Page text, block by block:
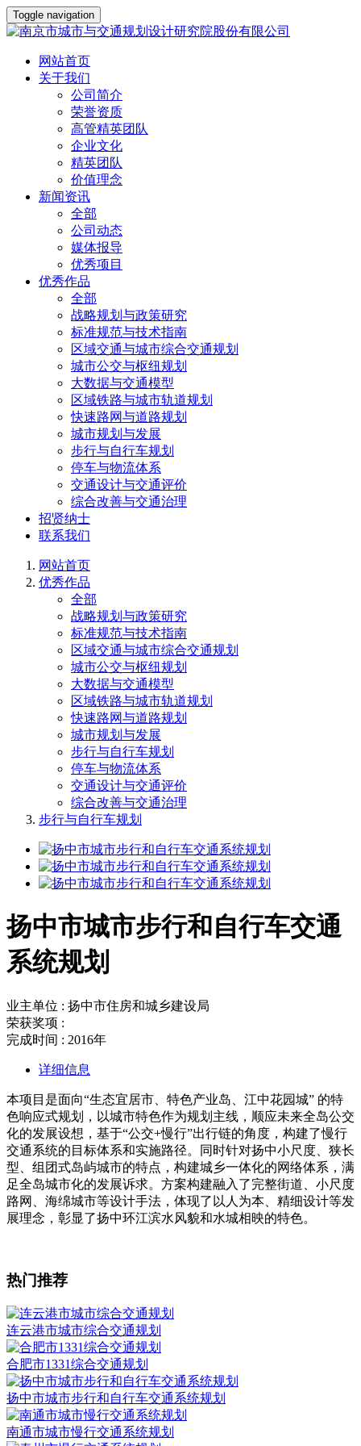
Toggle navigation
网站首页
关于我们
公司简介
荣誉资质
高管精英团队
企业文化
精英团队
价值理念
新闻资讯
全部
公司动态
媒体报导
优秀项目
优秀作品
全部
战略规划与政策研究
标准规范与技术指南
区域交通与城市综合交通规划
城市公交与枢纽规划
大数据与交通模型
区域铁路与城市轨道规划
快速路网与道路规划
城市规划与发展
步行与自行车规划
停车与物流体系
交通设计与交通评价
综合改善与交通治理
招贤纳士
联系我们
网站首页
优秀作品
全部
战略规划与政策研究
标准规范与技术指南
区域交通与城市综合交通规划
城市公交与枢纽规划
大数据与交通模型
区域铁路与城市轨道规划
快速路网与道路规划
城市规划与发展
步行与自行车规划
停车与物流体系
交通设计与交通评价
综合改善与交通治理
步行与自行车规划
扬中市城市步行和自行车交通
系统规划
业主单位 : 扬中市住房和城乡建设局
荣获奖项 :
完成时间 : 2016年
详细信息
本项目是面向“生态宜居市、特色产业岛、江中花园城” 的特
色响应式规划，以城市特色作为规划主线，顺应未来全岛公交
化的发展设想，基于“公交+慢行”出行链的角度，构建了慢行
交通系统的目标体系和实施路径。同时针对扬中小尺度、狭长
型、组团式岛屿城市的特点，构建城乡一体化的网络体系，满
足全岛城市化的发展诉求。方案构建融入了完整街道、小尺度
路网、海绵城市等设计手法，体现了以人为本、精细设计等发
展理念，彰显了扬中环江滨水风貌和水城相映的特色。
热门推荐
连云港市城市综合交通规划
合肥市1331综合交通规划
扬中市城市步行和自行车交通系统规划
南通市城市慢行交通系统规划